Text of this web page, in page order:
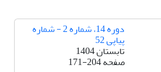
دوره 14، شماره 2 - شماره
پیاپی 52
تابستان 1404
صفحه171-204